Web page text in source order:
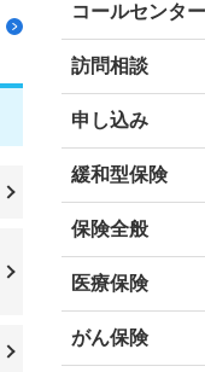
コールセンター
訪問相談
申し込み
緩和型保険
保険全般
医療保険
がん保険